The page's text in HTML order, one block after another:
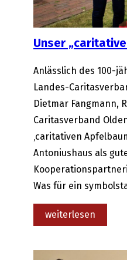
Unser
Anlässlich des 100-
Landes-
Dietmar Fangmann,
Caritasverband
‚caritativen
Antoniushaus als
Was für ein
weiterlesen:
Unser